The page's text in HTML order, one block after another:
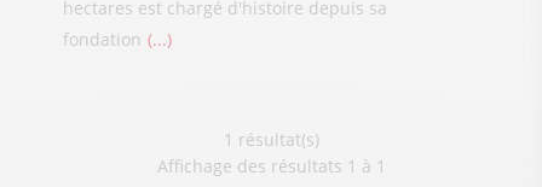
hectares est chargé d'histoire depuis sa
fondation ...
1 résultat(s)
Affichage des résultats 1 à 1